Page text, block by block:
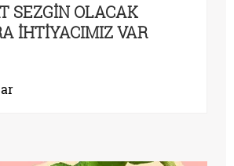
SEZGİN OLACAK
İHTİYACIMIZ VAR